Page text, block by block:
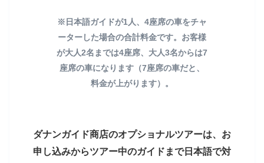
※日本語ガイドが1人、4座席の車をチャ
ーターした場合の合計料金です。お客様
が大人2名までは4座席、大人3名からは7
座席の車になります（7座席の車だと、
料金が上がります）。
ダナンガイド商店のオプショナルツアーは、お
申し込みからツアー中のガイドまで日本語で対